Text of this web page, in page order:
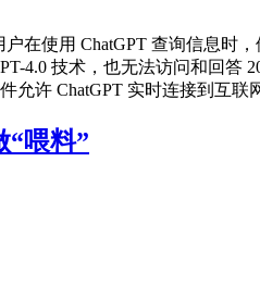
户在使用 ChatGPT 查询信息
4.0 技术，也无法访问和回
允许 ChatGPT 实时连接到互
“喂料”